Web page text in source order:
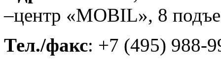
–центр «MOBIL», 8
Тел./факс: +7 (495) 988-